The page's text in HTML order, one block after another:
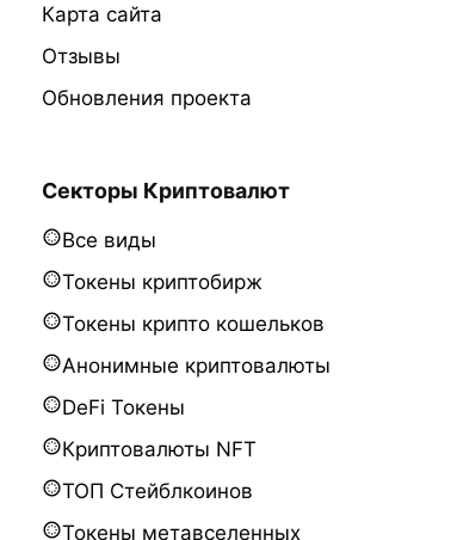
Карта сайта
Отзывы
Обновления проекта
Секторы Криптовалют
Все виды
Токены криптобирж
Токены крипто кошельков
Анонимные криптовалюты
DeFi Токены
Криптовалюты NFT
ТОП Стейблкоинов
Токены метавселенных